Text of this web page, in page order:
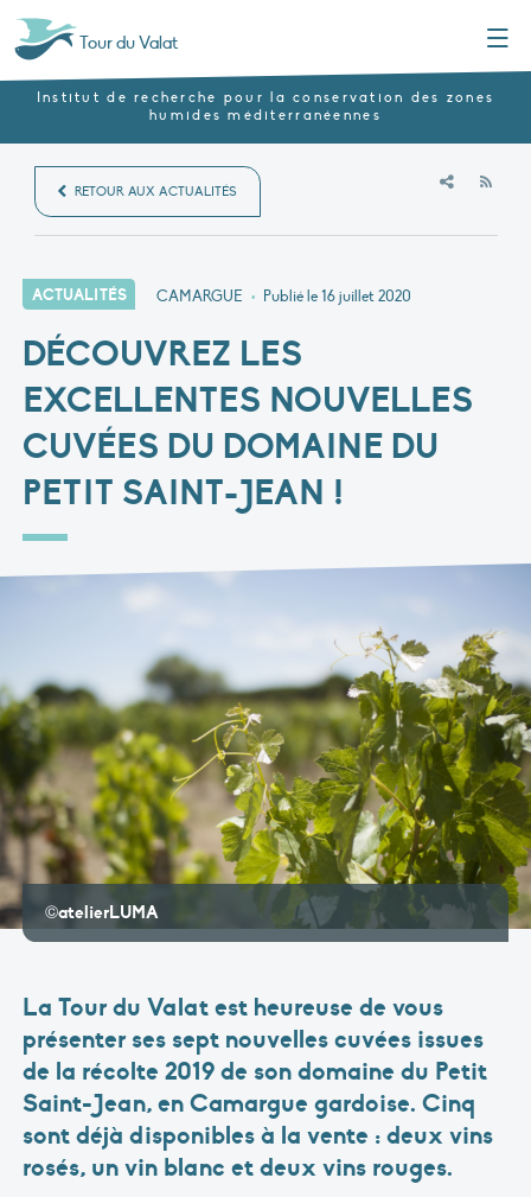
Tour du Valat
Institut de recherche pour la conservation des zones
humides méditerranéennes
RETOUR AUX ACTUALITÉS
ACTUALITÉS CAMARGUE • Publié le16 juillet 2020
DÉCOUVREZ LES
EXCELLENTES NOUVELLES
CUVÉES DU DOMAINE DU
PETIT SAINT-JEAN !
©atelierLUMA
La Tour du Valat est heureuse de vous
présenter ses sept nouvelles cuvées issues
de la récolte 2019 de son domaine du Petit
Saint-Jean, en Camargue gardoise. Cinq
sont déjà disponibles à la vente : deux vins
rosés, un vin blanc et deux vins rouges.